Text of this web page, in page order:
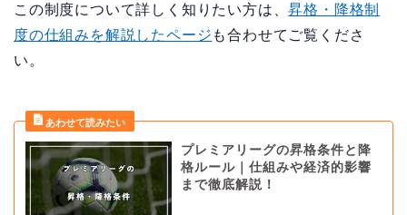
この制度について詳しく知りたい方は、昇格・降格制
度の仕組みを解説したページ も合わせてご覧くださ
い。
プレミアリーグの昇格条件と降
格ルール｜仕組みや経済的影響
まで徹底解説！